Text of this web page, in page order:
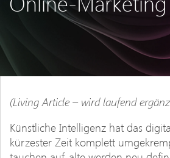
(Living Article – wird laufend
Künstliche Intelligenz hat das
kürzester Zeit komplett